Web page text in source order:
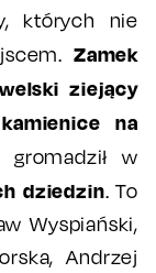
których nie
Zamek
ziejący
na
w
dziedzin. To
Wyspiański,
Andrzej